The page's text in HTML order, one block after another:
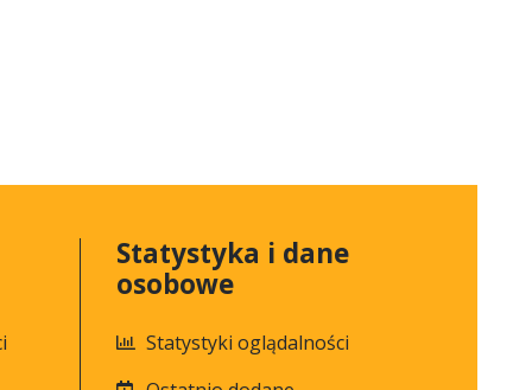
Statystyka i dane
osobowe
Statystyki oglądalności